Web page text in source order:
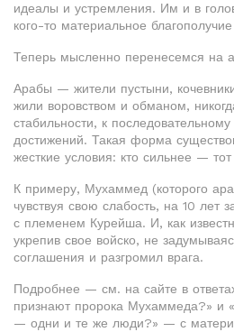
идеалы и устремления. Им и в
кого-то материальное
Теперь мысленно перенесемся на
Арабы — жители пустыни,
жили воровством и обманом,
стабильности, к
достижений. Такая форма
жесткие условия: кто сильнее —
К примеру, Мухаммед (которого
чувствуя свою слабость, на 10 лет
с племенем Курейша. И, как
укрепив свое войско, не
соглашения и разгромил врага.
Подробнее — см. на сайте в
признают пророка Мухаммеда?» и
— одни и те же люди?» — с